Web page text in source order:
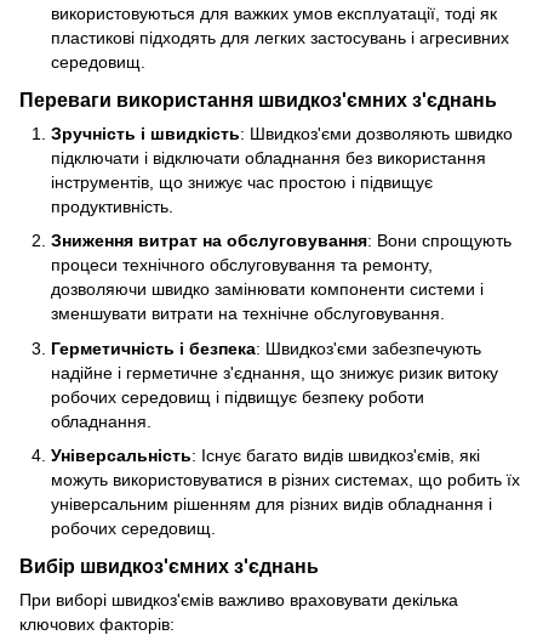
використовуються для важких умов експлуатації, тоді як
пластикові підходять для легких застосувань і агресивних
середовищ.
Переваги використання швидкоз'ємних з'єднань
Зручність і швидкість: Швидкоз'єми дозволяють швидко
підключати і відключати обладнання без використання
інструментів, що знижує час простою і підвищує
продуктивність.
Зниження витрат на обслуговування: Вони спрощують
процеси технічного обслуговування та ремонту,
дозволяючи швидко замінювати компоненти системи і
зменшувати витрати на технічне обслуговування.
Герметичність і безпека: Швидкоз'єми забезпечують
надійне і герметичне з'єднання, що знижує ризик витоку
робочих середовищ і підвищує безпеку роботи
обладнання.
Універсальність: Існує багато видів швидкоз'ємів, які
можуть використовуватися в різних системах, що робить їх
універсальним рішенням для різних видів обладнання і
робочих середовищ.
Вибір швидкоз'ємних з'єднань
При виборі швидкоз'ємів важливо враховувати декілька
ключових факторів: